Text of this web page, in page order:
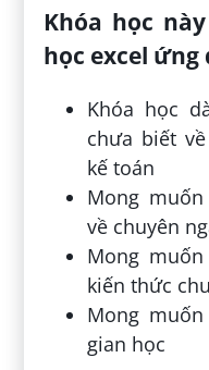
Khóa học
học excel
Khóa học
chưa biết
kế toán
Mong
về chuyên
Mong
kiến thức
Mong
gian học